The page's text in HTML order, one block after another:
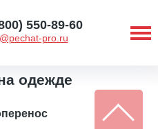
pro.ru
550-89-60
одежде